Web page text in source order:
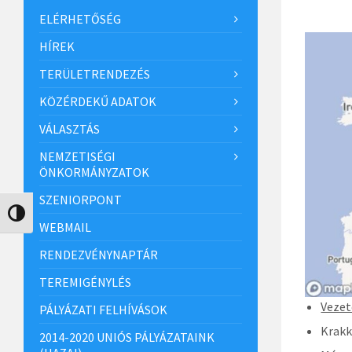
Nagy kontraszt váltása
ELÉRHETŐSÉG
HÍREK
TERÜLETRENDEZÉS
KÖZÉRDEKŰ ADATOK
VÁLASZTÁS
NEMZETISÉGI
ÖNKORMÁNYZATOK
SZENIORPONT
WEBMAIL
RENDEZVÉNYNAPTÁR
TEREMIGÉNYLÉS
PÁLYÁZATI FELHÍVÁSOK
2014-2020 UNIÓS PÁLYÁZATAINK